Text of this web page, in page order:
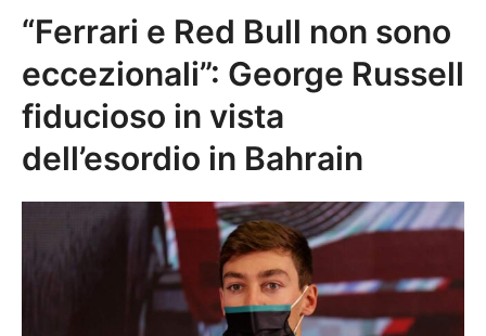
“Ferrari e Red Bull non sono
eccezionali”: George Russell
fiducioso in vista
dell’esordio in Bahrain